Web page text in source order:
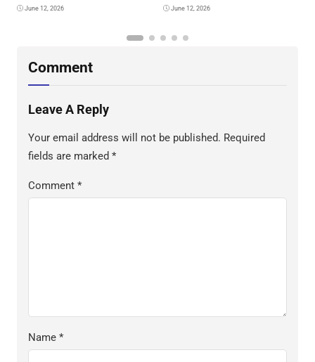
June 12, 2026 June 12, 2026
Comment
Leave A Reply
Your email address will not be published. Required
fields are marked *
Comment *
Name *